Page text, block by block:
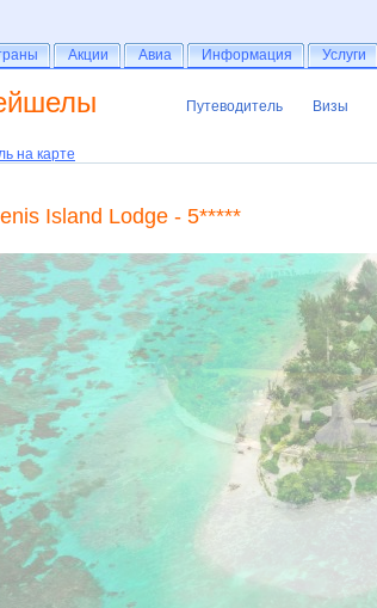
Путеводитель
Путеводитель Визы
Визы
на карте
Island Lodge - 5*****
Акции
Акции Авиа
Авиа Информация
Информация Услуги
Услуги